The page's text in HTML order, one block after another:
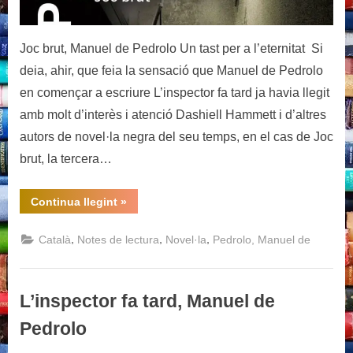
Joc brut, Manuel de Pedrolo Un tast per a l’eternitat Si
deia, ahir, que feia la sensació que Manuel de Pedrolo
en començar a escriure L’inspector fa tard ja havia llegit
amb molt d’interès i atenció Dashiell Hammett i d’altres
autors de novel·la negra del seu temps, en el cas de Joc
brut, la tercera…
Continua llegint“Joc
brut,
de
Pedrolo”
»
Català Notes de lectura Novel·la Pedrolo, Manuel de
L’inspector fa tard, Manuel de
Pedrolo